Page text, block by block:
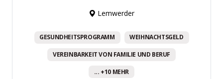
Lemwerder
GESUNDHEITSPROGRAMM WEIHNACHTSGELD
VEREINBARKEIT VON FAMILIE UND BERUF
... +10 MEHR